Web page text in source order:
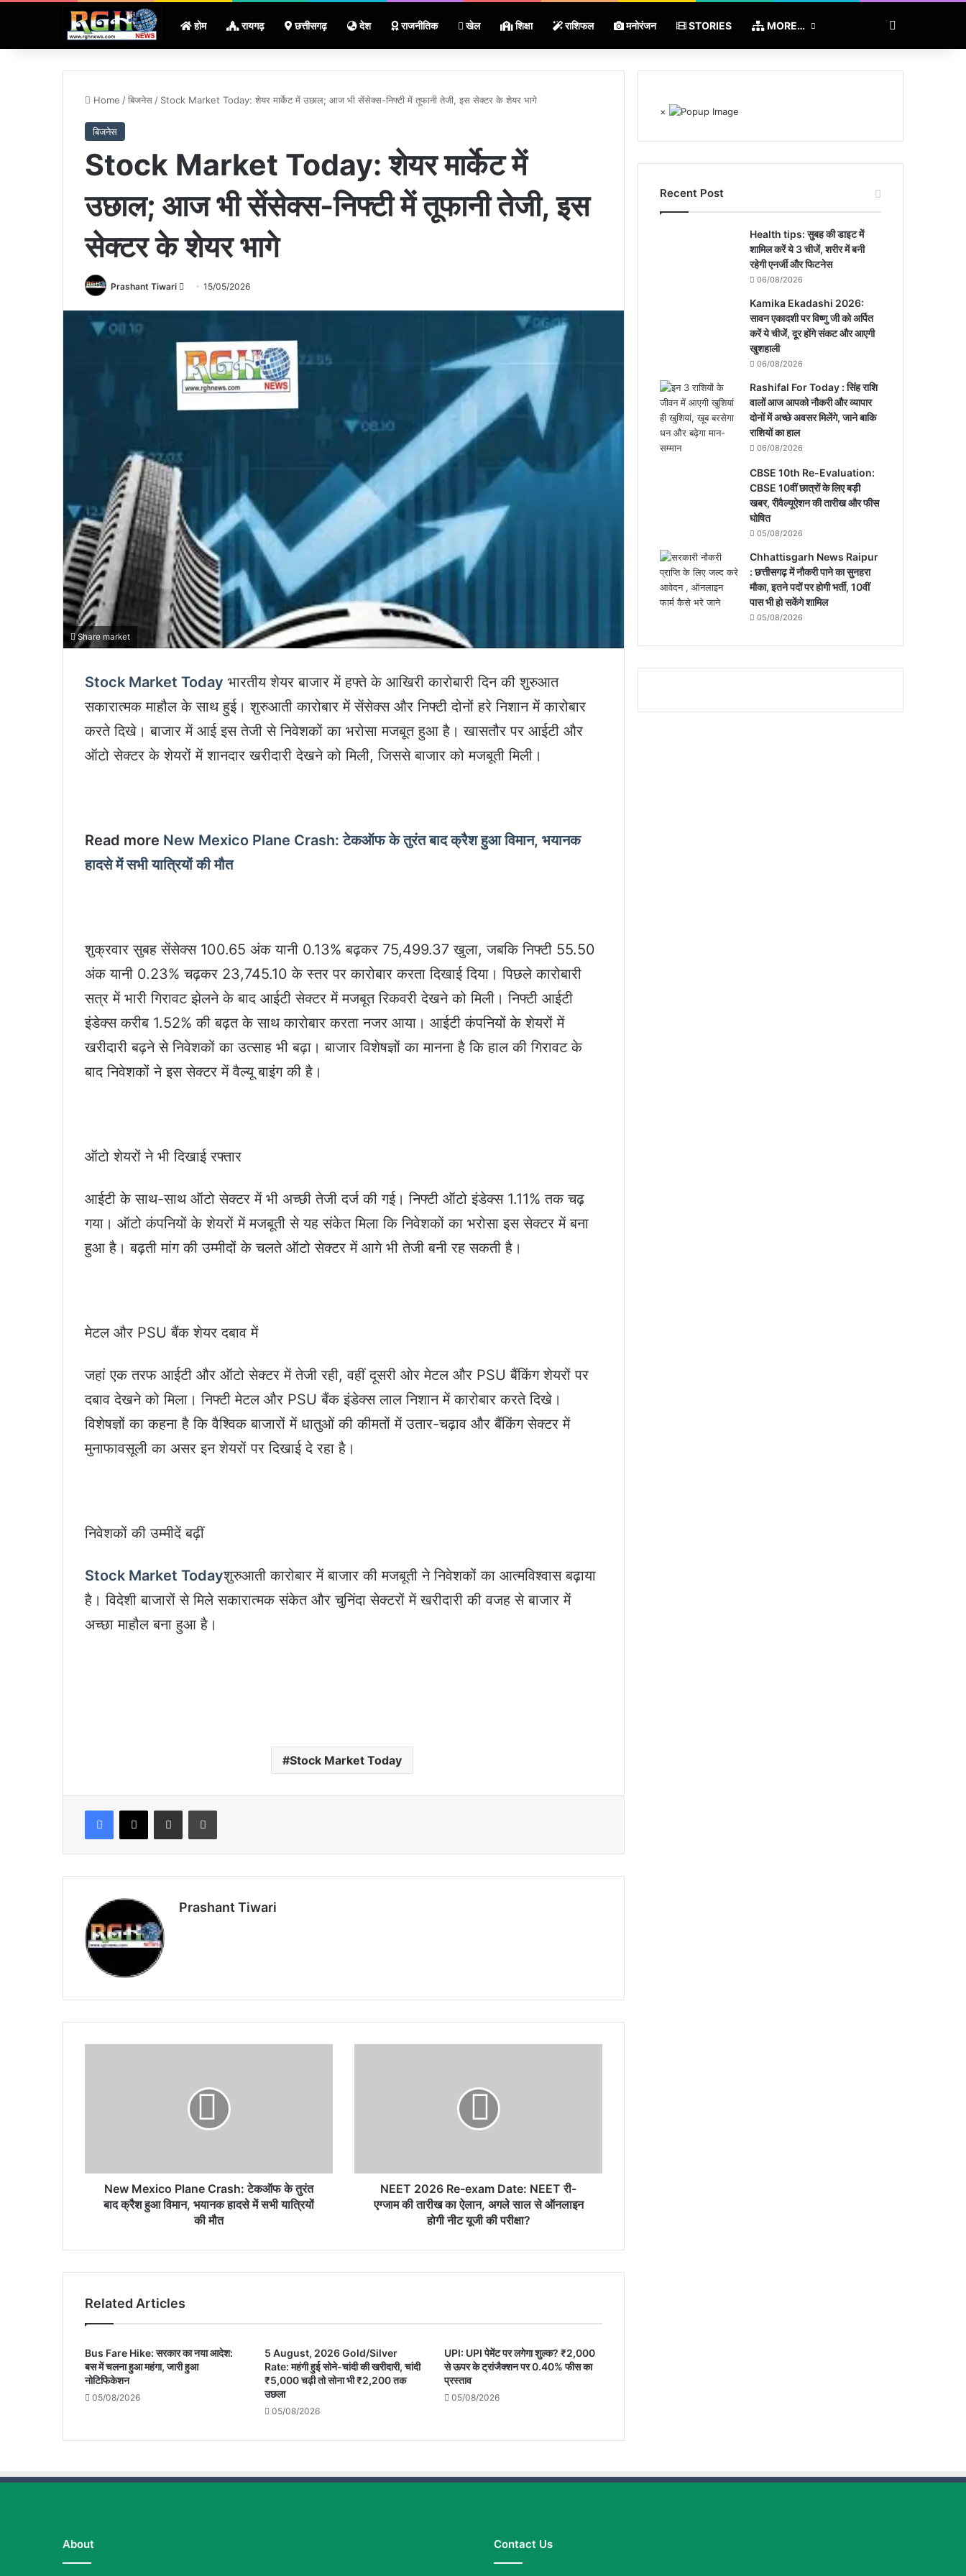
होम रायगढ़ छत्तीसगढ़ देश राजनीतिक खेल शिक्षा राशिफल मनोरंजन STORIES MORE…
Home /बिजनेस / Stock Market Today: शेयर मार्केट में उछाल; आज भी सेंसेक्स-निफ्टी में तूफानी तेजी, इस सेक्टर के शेयर भागे
बिजनेस
Stock Market Today: शेयर मार्केट में
उछाल; आज भी सेंसेक्स-निफ्टी में तूफानी तेजी, इस
सेक्टर के शेयर भागे
Prashant Tiwari
Send15/05/2026
Share market
Stock Market Today भारतीय शेयर बाजार में हफ्ते के आखिरी कारोबारी दिन की शुरुआत
सकारात्मक माहौल के साथ हुई। शुरुआती कारोबार में सेंसेक्स और निफ्टी दोनों हरे निशान में कारोबार
करते दिखे। बाजार में आई इस तेजी से निवेशकों का भरोसा मजबूत हुआ है। खासतौर पर आईटी और
ऑटो सेक्टर के शेयरों में शानदार खरीदारी देखने को मिली, जिससे बाजार को मजबूती मिली।
Read more New Mexico Plane Crash: टेकऑफ के तुरंत बाद क्रैश हुआ विमान, भयानक
हादसे में सभी यात्रियों की मौत
शुक्रवार सुबह सेंसेक्स 100.65 अंक यानी 0.13% बढ़कर 75,499.37 खुला, जबकि निफ्टी 55.50
अंक यानी 0.23% चढ़कर 23,745.10 के स्तर पर कारोबार करता दिखाई दिया। पिछले कारोबारी
सत्र में भारी गिरावट झेलने के बाद आईटी सेक्टर में मजबूत रिकवरी देखने को मिली। निफ्टी आईटी
इंडेक्स करीब 1.52% की बढ़त के साथ कारोबार करता नजर आया। आईटी कंपनियों के शेयरों में
खरीदारी बढ़ने से निवेशकों का उत्साह भी बढ़ा। बाजार विशेषज्ञों का मानना है कि हाल की गिरावट के
बाद निवेशकों ने इस सेक्टर में वैल्यू बाइंग की है।
ऑटो शेयरों ने भी दिखाई रफ्तार
आईटी के साथ-साथ ऑटो सेक्टर में भी अच्छी तेजी दर्ज की गई। निफ्टी ऑटो इंडेक्स 1.11% तक चढ़
गया। ऑटो कंपनियों के शेयरों में मजबूती से यह संकेत मिला कि निवेशकों का भरोसा इस सेक्टर में बना
हुआ है। बढ़ती मांग की उम्मीदों के चलते ऑटो सेक्टर में आगे भी तेजी बनी रह सकती है।
मेटल और PSU बैंक शेयर दबाव में
जहां एक तरफ आईटी और ऑटो सेक्टर में तेजी रही, वहीं दूसरी ओर मेटल और PSU बैंकिंग शेयरों पर
दबाव देखने को मिला। निफ्टी मेटल और PSU बैंक इंडेक्स लाल निशान में कारोबार करते दिखे।
विशेषज्ञों का कहना है कि वैश्विक बाजारों में धातुओं की कीमतों में उतार-चढ़ाव और बैंकिंग सेक्टर में
मुनाफावसूली का असर इन शेयरों पर दिखाई दे रहा है।
निवेशकों की उम्मीदें बढ़ीं
Stock Market Todayशुरुआती कारोबार में बाजार की मजबूती ने निवेशकों का आत्मविश्वास बढ़ाया
है। विदेशी बाजारों से मिले सकारात्मक संकेत और चुनिंदा सेक्टरों में खरीदारी की वजह से बाजार में
अच्छा माहौल बना हुआ है।
Stock Market Today
Facebook
X Share via Email Print
Prashant Tiwari
क्रैश
विमान,
में
मौत
New Mexico Plane Crash: टेकऑफ के तुरंत
बाद क्रैश हुआ विमान, भयानक हादसे में सभी यात्रियों
की मौत
की
साल
यूजी
परीक्षा?
NEET 2026 Re-exam Date: NEET री-
एग्जाम की तारीख का ऐलान, अगले साल से ऑनलाइन
होगी नीट यूजी की परीक्षा?
Related Articles
Bus Fare Hike: सरकार का नया आदेश:
बस में चलना हुआ महंगा, जारी हुआ
नोटिफिकेशन
05/08/2026
5 August, 2026 Gold/Silver
Rate: महंगी हुई सोने-चांदी की खरीदारी, चांदी
₹5,000 चढ़ी तो सोना भी ₹2,200 तक
उछला
05/08/2026
UPI: UPI पेमेंट पर लगेगा शुल्क? ₹2,000
से ऊपर के ट्रांजैक्शन पर 0.40% फीस का
प्रस्ताव
05/08/2026
×
Recent Post
Health tips: सुबह की डाइट में
शामिल करें ये 3 चीजें, शरीर में बनी
रहेगी एनर्जी और फिटनेस
06/08/2026
Kamika Ekadashi 2026:
सावन एकादशी पर विष्णु जी को अर्पित
करें ये चीजें, दूर होंगे संकट और आएगी
खुशहाली
06/08/2026
Rashifal For Today : सिंह राशि
वालों आज आपको नौकरी और व्यापार
दोनों में अच्छे अवसर मिलेंगे, जाने बाकि
राशियों का हाल
06/08/2026
CBSE 10th Re-Evaluation:
CBSE 10वीं छात्रों के लिए बड़ी
खबर, रीवैल्यूऐशन की तारीख और फीस
घोषित
05/08/2026
Chhattisgarh News Raipur
: छत्तीसगढ़ में नौकरी पाने का सुनहरा
मौका, इतने पदों पर होगी भर्ती, 10वीं
पास भी हो सकेंगे शामिल
05/08/2026
About Contact Us